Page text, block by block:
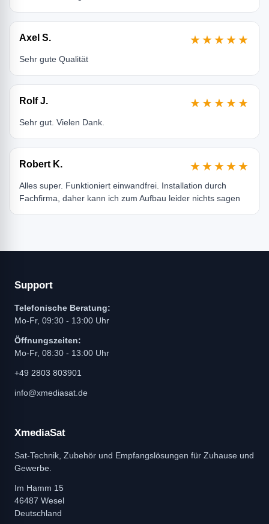
Axel S. ★★★★★
Sehr gute Qualität
Rolf J. ★★★★★
Sehr gut. Vielen Dank.
Robert K. ★★★★★
Alles super. Funktioniert einwandfrei. Installation durch
Fachfirma, daher kann ich zum Aufbau leider nichts sagen
Support
Telefonische Beratung:
Mo-Fr, 09:30 - 13:00 Uhr
Öffnungszeiten:
Mo-Fr, 08:30 - 13:00 Uhr
+49 2803 803901
info@xmediasat.de
XmediaSat
Sat-Technik, Zubehör und Empfangslösungen für Zuhause und
Gewerbe.
Im Hamm 15
46487 Wesel
Deutschland